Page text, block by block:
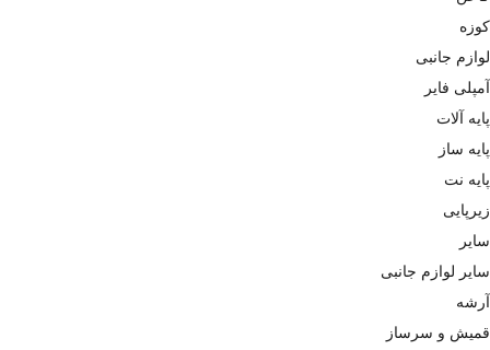
کوزه
لوازم جانبی
آمپلی فایر
پایه آلات
پایه ساز
پایه نت
زیرپایی
سایر
سایر لوازم جانبی
آرشه
قمیش و سرساز